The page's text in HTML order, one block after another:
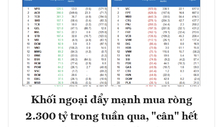
Khối ngoại đẩy mạnh mua ròng
2.300 tỷ trong tuần qua, "cân" hết